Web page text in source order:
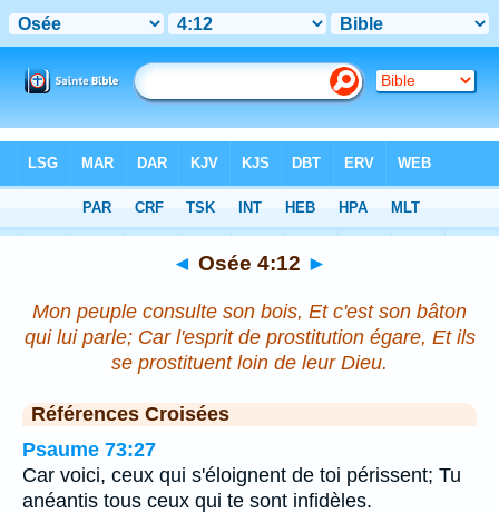
Chapitre 4> Verset 12
◄ Osée 4:12 ►
Mon peuple consulte son bois, Et c'est son bâton
qui lui parle; Car l'esprit de prostitution égare, Et ils
se prostituent loin de leur Dieu.
Références Croisées
Psaume 73:27
Car voici, ceux qui s'éloignent de toi périssent; Tu
anéantis tous ceux qui te sont infidèles.